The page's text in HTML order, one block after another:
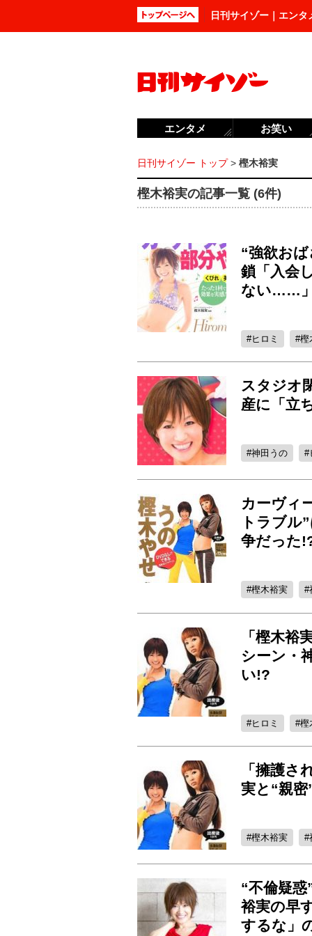
日刊サイゾー｜エン
日刊サイゾー トップ> 樫木裕実
樫木裕実の記事一覧 (6件)
“強欲お
鎖「入会
ない……
ヒロミ 樫
スタジオ
産に「立
神田うの
カーヴィ
トラブル
争だった
樫木裕実
「樫木
シーン・
い!?
ヒロミ 樫
「擁護さ
実と“親
樫木裕実
“不倫疑
裕実の早
するな」
エンタメ お笑い